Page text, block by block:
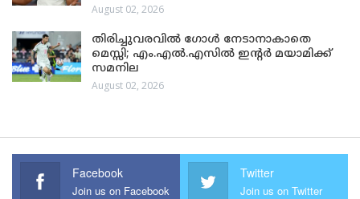
August 02, 2026
തിരിച്ചുവരവിൽ ഗോൾ നേടാനാകാതെ
മെസ്സി; എം.എൽ.എസിൽ ഇന്റർ മയാമിക്ക്
സമനില
August 02, 2026
Facebook
Join us on Facebook
Twitter
Join us on Twitter